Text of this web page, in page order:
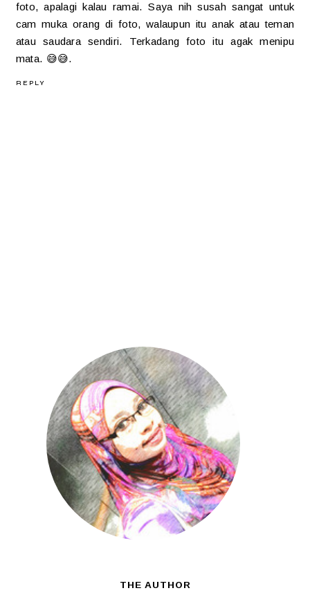
foto, apalagi kalau ramai. Saya nih susah sangat untuk
cam muka orang di foto, walaupun itu anak atau teman
atau saudara sendiri. Terkadang foto itu agak menipu
mata. 😅😅.
REPLY
THE AUTHOR